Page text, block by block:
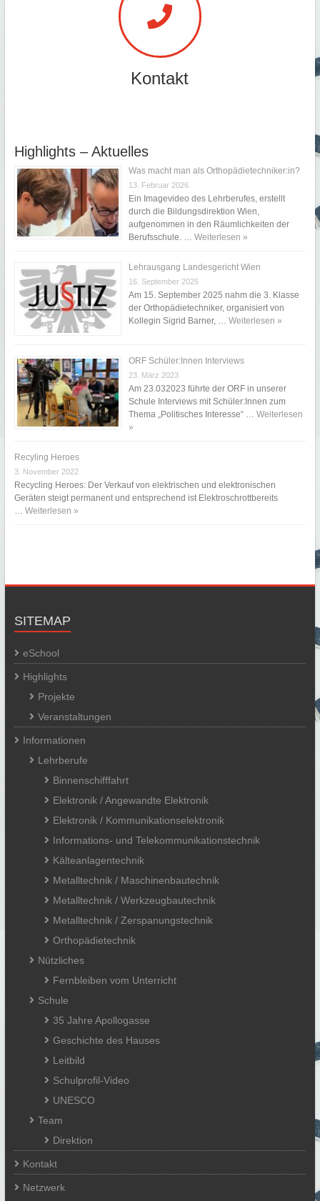
Kontakt
Highlights – Aktuelles
Was macht man als Orthopädietechniker:in?
13. Februar 2026
Ein Imagevideo des Lehrberufes, erstellt
durch die Bildungsdirektion Wien,
aufgenommen in den Räumlichkeiten der
Berufsschule. … Weiterlesen »
Lehrausgang Landesgericht Wien
16. September 2025
Am 15. September 2025 nahm die 3. Klasse
der Orthopädietechniker, organisiert von
Kollegin Sigrid Barner, … Weiterlesen »
ORF Schüler:Innen Interviews
23. März 2023
Am 23.032023 führte der ORF in unserer
Schule Interviews mit Schüler:Innen zum
Thema „Politisches Interesse“ … Weiterlesen
»
Recyling Heroes
3. November 2022
Recycling Heroes: Der Verkauf von elektrischen und elektronischen
Geräten steigt permanent und entsprechend ist Elektroschrottbereits
… Weiterlesen »
SITEMAP
eSchool
Highlights
Projekte
Veranstaltungen
Informationen
Lehrberufe
Binnenschifffahrt
Elektronik / Angewandte Elektronik
Elektronik / Kommunikationselektronik
Informations- und Telekommunikationstechnik
Kälteanlagentechnik
Metalltechnik / Maschinenbautechnik
Metalltechnik / Werkzeugbautechnik
Metalltechnik / Zerspanungstechnik
Orthopädietechnik
Nützliches
Fernbleiben vom Unterricht
Schule
35 Jahre Apollogasse
Geschichte des Hauses
Leitbild
Schulprofil-Video
UNESCO
Team
Direktion
Kontakt
Netzwerk